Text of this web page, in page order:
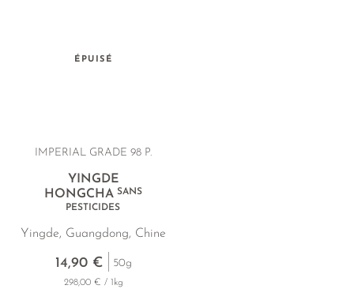
ÉPUISÉ
IMPERIAL GRADE 98 P.
YINGDE
HONGCHASANS
PESTICIDES
Yingde, Guangdong, Chine
14,90 € 50g
298,00 € / 1kg